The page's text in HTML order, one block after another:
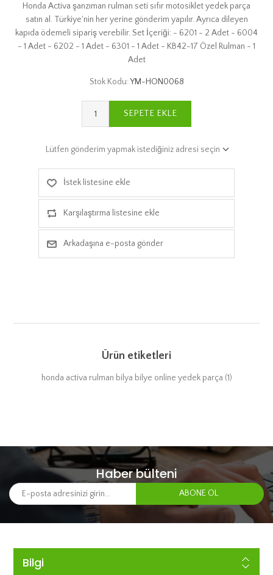
Honda Activa şanzıman rulman seti sıfır motosiklet yedek parça
satın al. Türkiye'nin her yerine gönderim yapılır. Ayrıca dileyen
kapıda ödemeli sipariş verebilir. Set İçeriği: - 6201 - 2 Adet - 6004
- 1 Adet - 6202 - 1 Adet - 6301 - 1 Adet - KB42-17 Özel Rulman - 1
Adet
Stok Kodu:YM-HON0068
SEPETE EKLE
Lütfen gönderim yapmak istediğiniz adresi seçin
İstek listesine ekle
Karşılaştırma listesine ekle
Arkadaşına e-posta gönder
Ürün etiketleri
honda activa rulman bilya bilye online yedek parça (1)
Haber bülteni
Bilgi